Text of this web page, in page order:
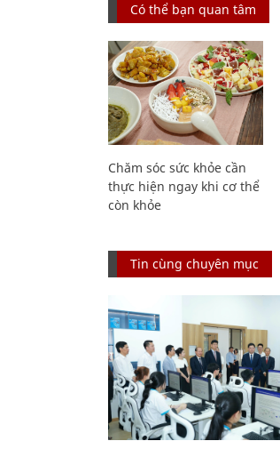
Có thể bạn quan tâm
Chăm sóc sức khỏe cần
thực hiện ngay khi cơ thể
còn khỏe
Tin cùng chuyên mục